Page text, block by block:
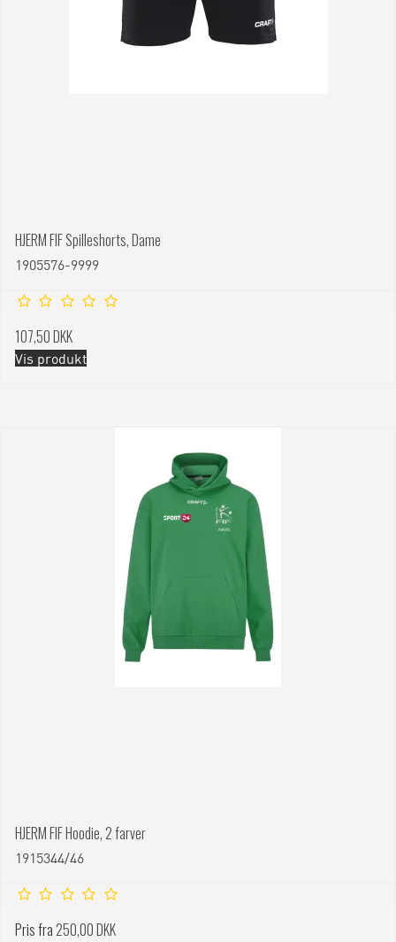
HJERM FIF Spilleshorts, Dame
1905576-9999
107,50 DKK
Vis produkt
HJERM FIF Hoodie, 2 farver
1915344/46
Pris fra250,00 DKK